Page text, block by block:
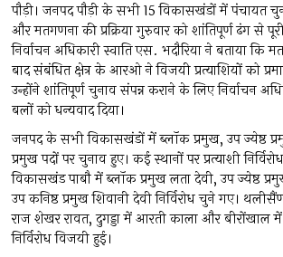
पौड़ी। जनपद पौड़ी के सभी 15 विकासखंडों में पंचायत
और मतगणना की प्रक्रिया गुरुवार को शांतिपूर्ण ढंग से
निर्वाचन अधिकारी स्वाति एस. भदौरिया ने बताया कि
बाद संबंधित क्षेत्र के आरओ ने विजयी प्रत्याशियों को
उन्होंने शांतिपूर्ण चुनाव संपन्न कराने के लिए निर्वाचन
बलों को धन्यवाद दिया।
जनपद के सभी विकासखंडों में ब्लॉक प्रमुख, उप ज्येष्ठ
प्रमुख पदों पर चुनाव हुए। कई स्थानों पर प्रत्याशी
विकासखंड पाबौ में ब्लॉक प्रमुख लता देवी, उप ज्येष्ठ
उप कनिष्ठ प्रमुख शिवानी देवी निर्विरोध चुने गए।
राज शेखर रावत, दुगड्डा में आरती काला और बीरोंखाल में
निर्विरोध विजयी हुई।